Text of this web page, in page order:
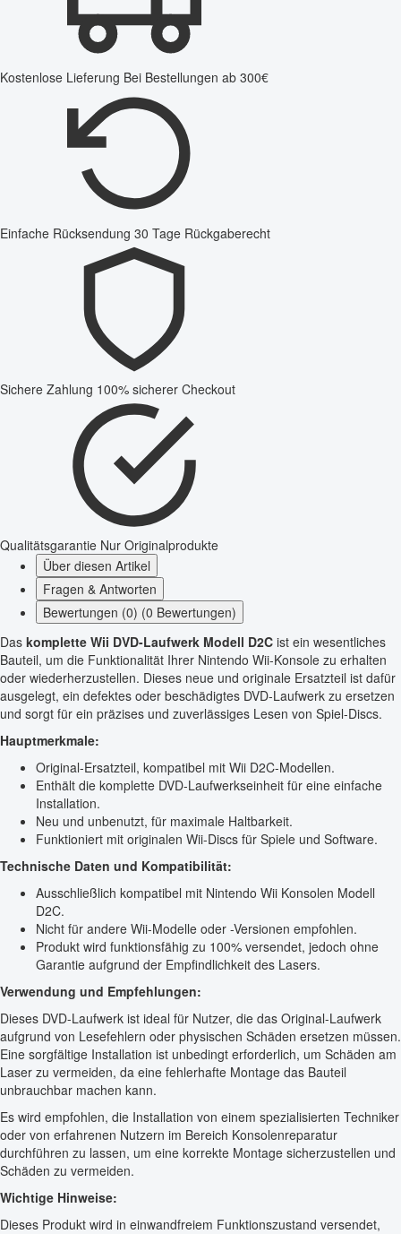
Kostenlose Lieferung Bei Bestellungen ab 300€
Einfache Rücksendung 30 Tage Rückgaberecht
Sichere Zahlung 100% sicherer Checkout
Qualitätsgarantie Nur Originalprodukte
Über diesen Artikel
Fragen & Antworten
Bewertungen (0) (0 Bewertungen)
Das komplette Wii DVD-Laufwerk Modell D2C ist ein wesentliches
Bauteil, um die Funktionalität Ihrer Nintendo Wii-Konsole zu erhalten
oder wiederherzustellen. Dieses neue und originale Ersatzteil ist dafür
ausgelegt, ein defektes oder beschädigtes DVD-Laufwerk zu ersetzen
und sorgt für ein präzises und zuverlässiges Lesen von Spiel-Discs.
Hauptmerkmale:
Original-Ersatzteil, kompatibel mit Wii D2C-Modellen.
Enthält die komplette DVD-Laufwerkseinheit für eine einfache
Installation.
Neu und unbenutzt, für maximale Haltbarkeit.
Funktioniert mit originalen Wii-Discs für Spiele und Software.
Technische Daten und Kompatibilität:
Ausschließlich kompatibel mit Nintendo Wii Konsolen Modell
D2C.
Nicht für andere Wii-Modelle oder -Versionen empfohlen.
Produkt wird funktionsfähig zu 100% versendet, jedoch ohne
Garantie aufgrund der Empfindlichkeit des Lasers.
Verwendung und Empfehlungen:
Dieses DVD-Laufwerk ist ideal für Nutzer, die das Original-Laufwerk
aufgrund von Lesefehlern oder physischen Schäden ersetzen müssen.
Eine sorgfältige Installation ist unbedingt erforderlich, um Schäden am
Laser zu vermeiden, da eine fehlerhafte Montage das Bauteil
unbrauchbar machen kann.
Es wird empfohlen, die Installation von einem spezialisierten Techniker
oder von erfahrenen Nutzern im Bereich Konsolenreparatur
durchführen zu lassen, um eine korrekte Montage sicherzustellen und
Schäden zu vermeiden.
Wichtige Hinweise:
Dieses Produkt wird in einwandfreiem Funktionszustand versendet,